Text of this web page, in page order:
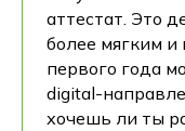
аттестат. Это
более мягким
первого года
digital-
хочешь ли ты